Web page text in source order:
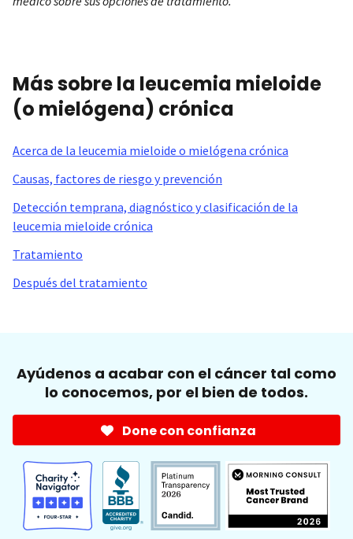
Más sobre la leucemia mieloide
(o mielógena) crónica
Acerca de la leucemia mieloide o mielógena crónica
Causas, factores de riesgo y prevención
Detección temprana, diagnóstico y clasificación de la
leucemia mieloide crónica
Tratamiento
Después del tratamiento
Ayúdenos a acabar con el cáncer tal como
lo conocemos, por el bien de todos.
Done con confianza